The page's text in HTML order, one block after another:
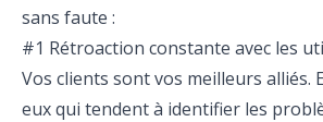
sans faute :
#1 Rétroaction constante avec les
Vos clients sont vos meilleurs alliés.
eux qui tendent à identifier les